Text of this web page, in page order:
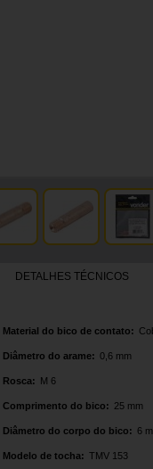
DETALHES TÉCNICOS
Material do bico de contato:
Diâmetro do arame: 0,6 mm
Rosca: M 6
Comprimento do bico: 25 mm
Diâmetro do corpo do bico: 6
Modelo de tocha: TMV 153